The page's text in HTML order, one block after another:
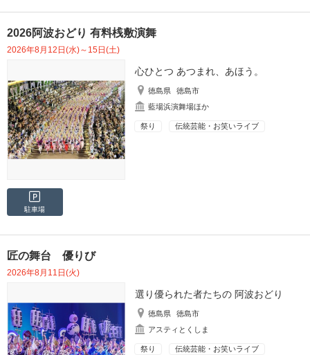
2026阿波おどり 有料桟敷演舞
2026年8月12日(水)～15日(土)
心ひとつ あつまれ、あほう。
徳島県
徳島市
藍場浜演舞場ほか
祭り 伝統芸能・お笑いライブ
駐車場
匠の舞台 優りび
2026年8月11日(火)
選り優られた者たちの 阿波おどり
徳島県
徳島市
アスティとくしま
祭り 伝統芸能・お笑いライブ